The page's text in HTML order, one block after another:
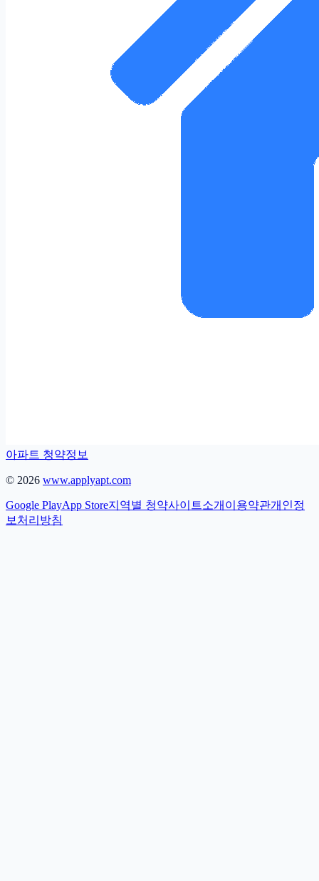
아파트 청약정보
© 2026 www.applyapt.com
Google PlayApp Store지역별 청약사이트소개 이용약관개인정
보처리방침